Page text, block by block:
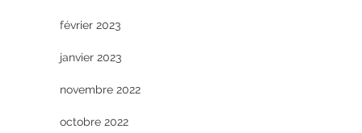
février 2023
janvier 2023
novembre 2022
octobre 2022